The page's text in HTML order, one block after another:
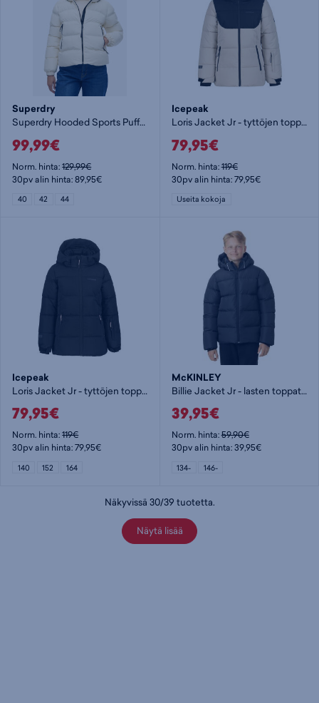
Superdry
Superdry Hooded Sports Puffer toppatakki
99,99€
Norm. hinta:129,99€
30pv alin hinta: 89,95€
40 42 44
Icepeak
Loris Jacket Jr - tyttöjen toppatakki
79,95€
Norm. hinta:119€
30pv alin hinta: 79,95€
Useita kokoja
Icepeak
Loris Jacket Jr - tyttöjen toppatakki
79,95€
Norm. hinta:119€
30pv alin hinta: 79,95€
140 152 164
McKINLEY
Billie Jacket Jr - lasten toppatakki
39,95€
Norm. hinta:59,90€
30pv alin hinta: 39,95€
134- 146-
Näkyvissä 30/39 tuotetta.
Näytä lisää